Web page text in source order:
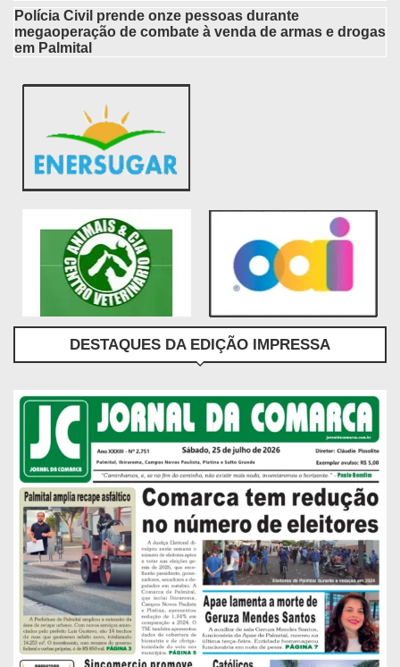
Polícia Civil prende onze pessoas durante
megaoperação de combate à venda de armas e drogas
em Palmital
DESTAQUES DA EDIÇÃO IMPRESSA